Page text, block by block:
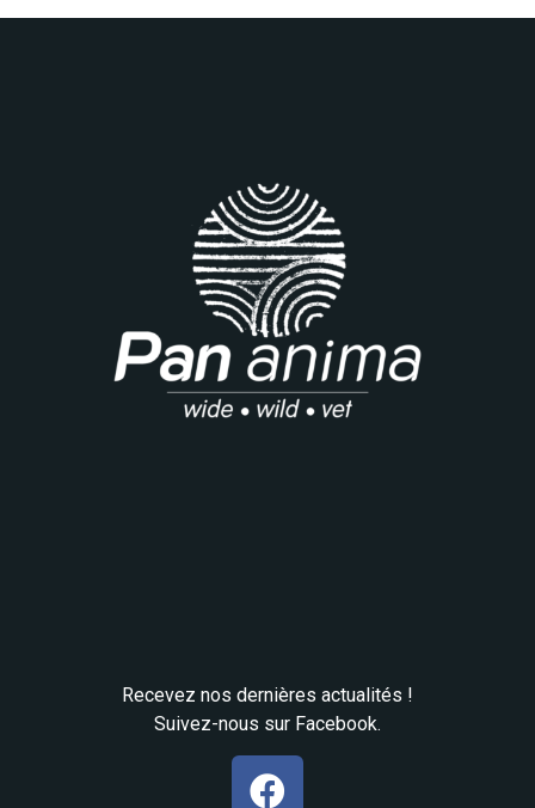
Recevez nos dernières actualités !
Suivez-nous sur Facebook.